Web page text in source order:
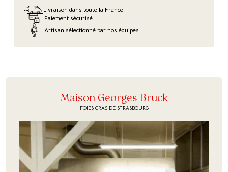
Livraison dans toute la France
Paiement sécurisé
Artisan sélectionné par nos équipes
Maison Georges Bruck
FOIES GRAS DE STRASBOURG